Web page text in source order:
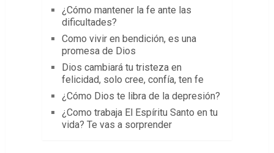
¿Cómo mantener la fe ante las
dificultades?
Como vivir en bendición, es una
promesa de Dios
Dios cambiará tu tristeza en
felicidad, solo cree, confía, ten fe
¿Cómo Dios te libra de la depresión?
¿Como trabaja El Espíritu Santo en tu
vida? Te vas a sorprender